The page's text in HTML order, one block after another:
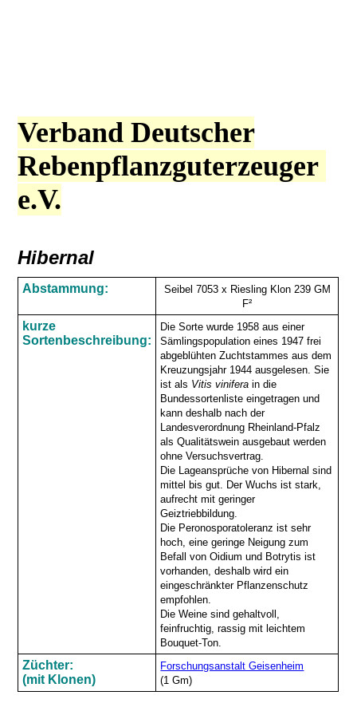
Verband Deutscher
Rebenpflanzguterzeuger
e.V.
Hibernal
Abstammung:
Seibel 7053 x Riesling Klon 239 GM
F²
kurze
Sortenbeschreibung:
Die Sorte wurde 1958 aus einer
Sämlingspopulation eines 1947 frei
abgeblühten Zuchtstammes aus dem
Kreuzungsjahr 1944 ausgelesen. Sie
ist als Vitis vinifera in die
Bundessortenliste eingetragen und
kann deshalb nach der
Landesverordnung Rheinland-Pfalz
als Qualitätswein ausgebaut werden
ohne Versuchsvertrag.
Die Lageansprüche von Hibernal sind
mittel bis gut. Der Wuchs ist stark,
aufrecht mit geringer
Geiztriebbildung.
Die Peronosporatoleranz ist sehr
hoch, eine geringe Neigung zum
Befall von Oidium und Botrytis ist
vorhanden, deshalb wird ein
eingeschränkter Pflanzenschutz
empfohlen.
Die Weine sind gehaltvoll,
feinfruchtig, rassig mit leichtem
Bouquet-Ton.
Züchter:
(mit Klonen)
Forschungsanstalt Geisenheim
(1 Gm)